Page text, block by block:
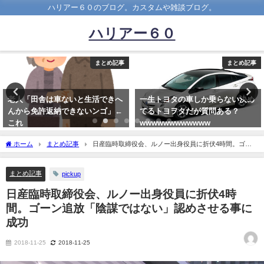
ハリアー６０のブログ。カスタムや雑談ブログ。
ハリアー６０
まとめ記事
一生トヨタの車しか乗らない決め
てるトヨヲタだが質問ある？
wwwwwwwwwwww
まとめ記事
土足厳禁の車にしてる人どう思
う？
2019-06-17
ホーム まとめ記事
日産臨時取締役会、ルノー出身役員に折伏4時間。ゴー
ン追放「陰謀ではない」認めさせる事に成功
まとめ記事 pickup
日産臨時取締役会、ルノー出身役員に折伏4時
間。ゴーン追放「陰謀ではない」認めさせる事に
成功
2018-11-25 2018-11-25